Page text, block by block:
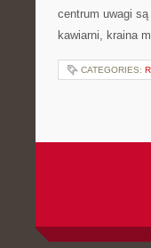
centrum uwagi
kawiarni, kraina
CATEGORIES: